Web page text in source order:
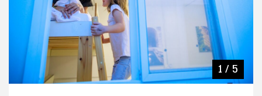
1 / 5
2 / 5
3 / 5
4 / 5
5 / 5